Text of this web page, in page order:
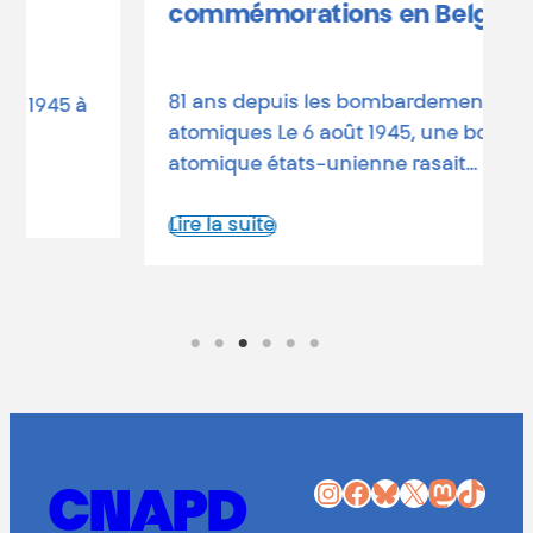
commémorations en Belgique
81 ans depuis les bombardements
atomiques Le 6 août 1945, une bombe
atomique états-unienne rasait…
Lire la suite
CNAPD InstagramFacebook Bluesky X Mastodon TikTok